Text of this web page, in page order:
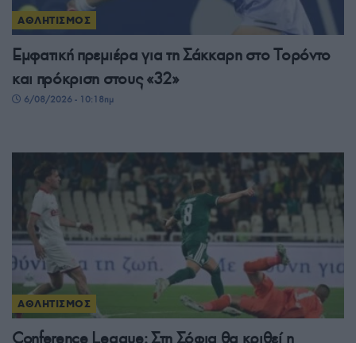
ΑΘΛΗΤΙΣΜΟΣ
Εμφατική πρεμιέρα για τη Σάκκαρη στο Τορόντο
και πρόκριση στους «32»
6/08/2026 - 10:18πμ
ΑΘΛΗΤΙΣΜΟΣ
Conference League: Στη Σόφια θα κριθεί η